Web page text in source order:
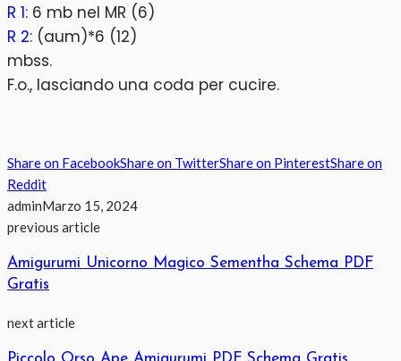
R 1: 6 mb nel MR (6)
R 2: (aum)*6 (12)
mbss.
F.o., lasciando una coda per cucire.
Share on FacebookShare on TwitterShare on PinterestShare on
Reddit
adminMarzo 15, 2024
previous article
Amigurumi Unicorno Magico Sementha Schema PDF
Gratis
next article